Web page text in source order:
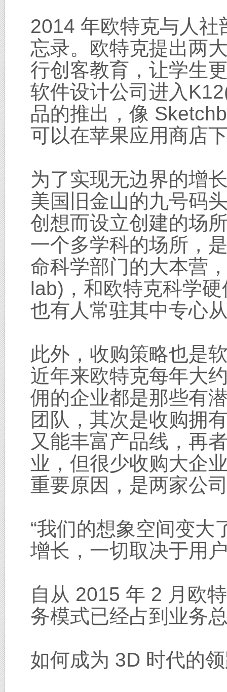
2014 年欧特克与人
忘录。欧特克提出两
行创客教育，让学生
软件设计公司进入
品的推出，像
可以在苹果应用商店
为了实现无边界的增
美国旧金山的九号码
创想而设立创建的场
一个多学科的场所，
命科学部门的大本营
lab)，和欧特克科学
也有人常驻其中专心
此外，收购策略也是
近年来欧特克每年大
佣的企业都是那些有
团队，其次是收购拥
又能丰富产品线，再
业，但很少收购大企
重要原因，是两家公
“我们的想象空间变大
增长，一切取决于用
自从 2015 年 2 月欧
务模式已经占到业务
如何成为 3D 时代的